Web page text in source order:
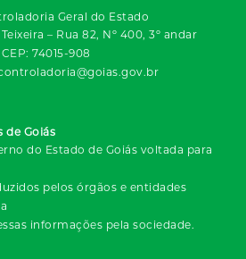
Geral do Estado
– Rua 82, Nº 400, 3º andar
74015-908
de Goiás
do Estado de Goiás voltada para
pelos órgãos e entidades
informações pela sociedade.